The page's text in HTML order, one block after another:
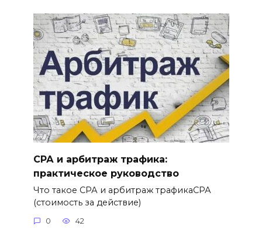
СРА и арбитраж трафика:
практическое руководство
Что такое СРА и арбитраж трафикаСРА
(стоимость за действие)
0 42